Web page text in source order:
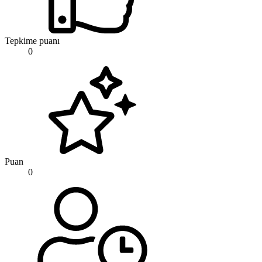
Tepkime puanı
0
Puan
0